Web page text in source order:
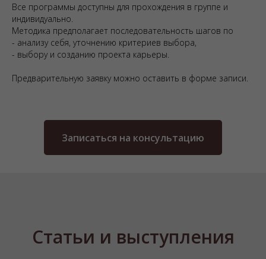
Все программы доступны для прохождения в группе и
индивидуально.
Методика предполагает последовательность шагов по
- анализу себя, уточнению критериев выбора,
- выбору и созданию проекта карьеры.
Предварительную заявку можно оставить в форме записи.
Записаться на консультацию
Статьи и выступления